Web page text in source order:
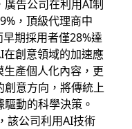
告公司在利用AI制
，頂級代理商中
期採用者僅28%達
創意領域的加速應
產個人化內容，更
意方向，將傳統上
動的科學決策。
該公司利用AI技術